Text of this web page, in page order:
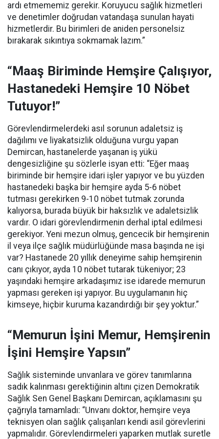
ardı etmememiz gerekir. Koruyucu sağlık hizmetleri
ve denetimler doğrudan vatandaşa sunulan hayati
hizmetlerdir. Bu birimleri de aniden personelsiz
bırakarak sıkıntıya sokmamak lazım.”
“Maaş Biriminde Hemşire Çalışıyor,
Hastanedeki Hemşire 10 Nöbet
Tutuyor!”
Görevlendirmelerdeki asıl sorunun adaletsiz iş
dağılımı ve liyakatsizlik olduğuna vurgu yapan
Demircan, hastanelerde yaşanan iş yükü
dengesizliğine şu sözlerle isyan etti: “Eğer maaş
biriminde bir hemşire idari işler yapıyor ve bu yüzden
hastanedeki başka bir hemşire ayda 5-6 nöbet
tutması gerekirken 9-10 nöbet tutmak zorunda
kalıyorsa, burada büyük bir haksızlık ve adaletsizlik
vardır. O idari görevlendirmenin derhal iptal edilmesi
gerekiyor. Yeni mezun olmuş, gencecik bir hemşirenin
il veya ilçe sağlık müdürlüğünde masa başında ne işi
var? Hastanede 20 yıllık deneyime sahip hemşirenin
canı çıkıyor, ayda 10 nöbet tutarak tükeniyor; 23
yaşındaki hemşire arkadaşımız ise idarede memurun
yapması gereken işi yapıyor. Bu uygulamanın hiç
kimseye, hiçbir kuruma kazandırdığı bir şey yoktur.”
“Memurun İşini Memur, Hemşirenin
İşini Hemşire Yapsın”
Sağlık sisteminde unvanlara ve görev tanımlarına
sadık kalınması gerektiğinin altını çizen Demokratik
Sağlık Sen Genel Başkanı Demircan, açıklamasını şu
çağrıyla tamamladı: “Unvanı doktor, hemşire veya
teknisyen olan sağlık çalışanları kendi asil görevlerini
yapmalıdır. Görevlendirmeleri yaparken mutlak suretle